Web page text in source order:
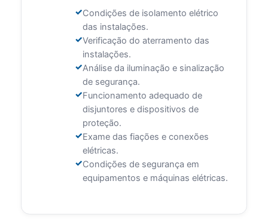
Condições de isolamento elétrico
das instalações.
Verificação do aterramento das
instalações.
Análise da iluminação e sinalização
de segurança.
Funcionamento adequado de
disjuntores e dispositivos de
proteção.
Exame das fiações e conexões
elétricas.
Condições de segurança em
equipamentos e máquinas elétricas.